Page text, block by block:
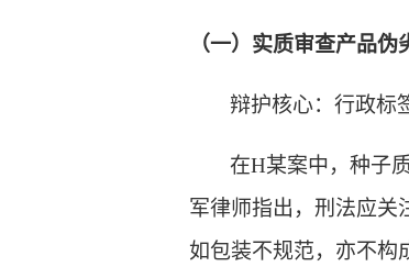
（一）实质审查产品伪
辩护核心：行政标
在H某案中，种子
军律师指出，刑法应关
如包装不规范，亦不构